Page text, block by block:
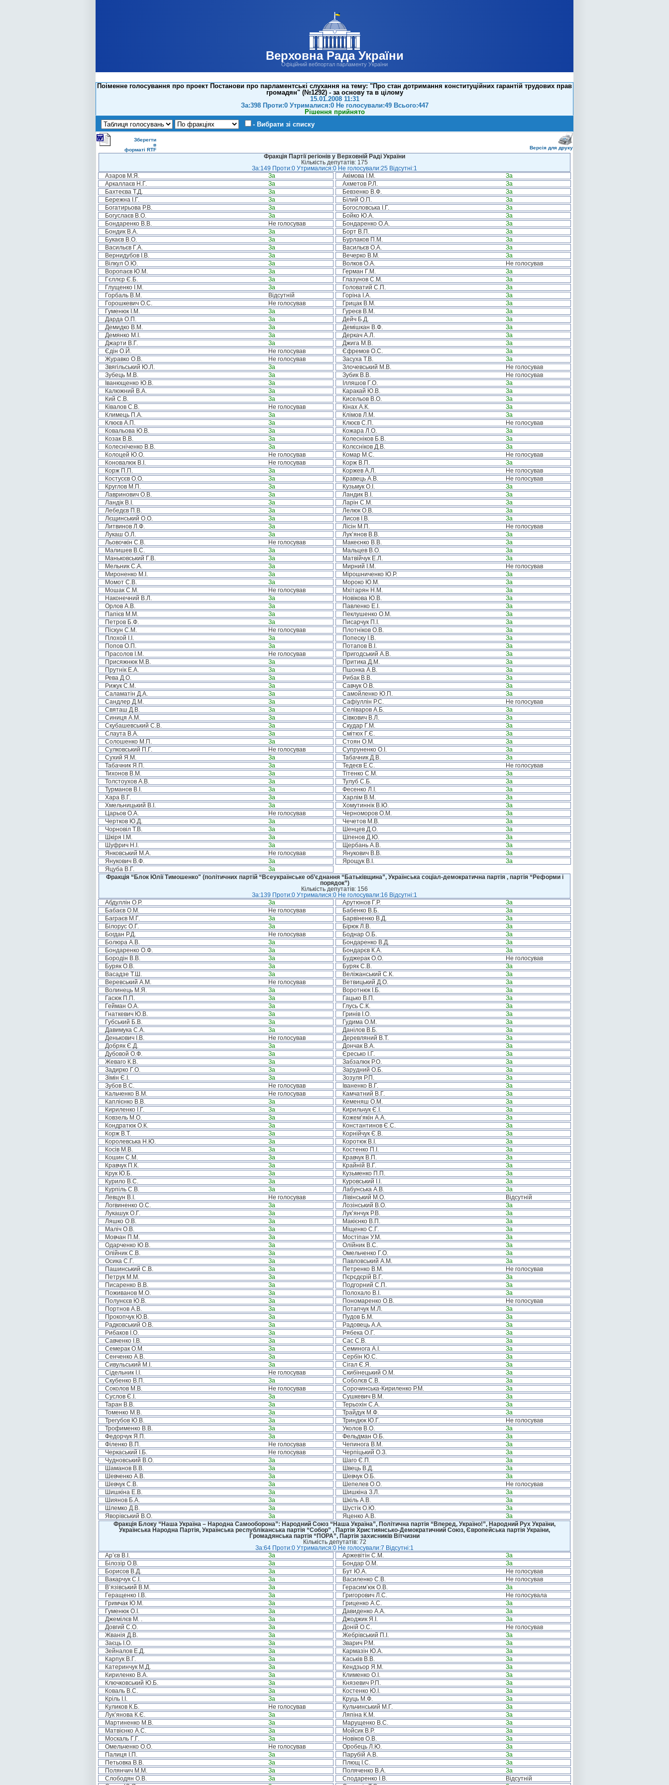
Верховна Рада України
Офіційний вебпортал парламенту України
Поіменне голосування про проект Постанови про парламентські слухання на тему: "Про стан дотримання конституційних гарантій трудових прав
громадян" (№1292) - за основу та в цілому
15.01.2008 11:31
За:398 Проти:0 Утрималися:0 Не голосували:49 Всього:447
Рішення прийнято
- Вибрати зі списку
Зберегти
в
форматі RTF
Версія для друку
Фракція Партії регіонів у Верховній Раді України
Кількість депутатів: 175
За:149 Проти:0 Утрималися:0 Не голосували:25 Відсутні:1
Азаров М.Я.
За Акімова І.М.
За
Аркаллаєв Н.Г.
За Ахметов Р.Л.
За
Бахтеєва Т.Д.
За Бевзенко В.Ф.
За
Бережна І.Г.
За Білий О.П.
За
Богатирьова Р.В.
За Богословська І.Г.
За
Богуслаєв В.О.
За Бойко Ю.А.
За
Бондаренко В.В.
Не голосував Бондаренко О.А.
За
Бондик В.А.
За Борт В.П.
За
Букаєв В.О.
За Бурлаков П.М.
За
Васильєв Г.А.
За Васильєв О.А.
За
Вернидубов І.В.
За Вечерко В.М.
За
Вілкул О.Ю.
За Волков О.А.
Не голосував
Воропаєв Ю.М.
За Герман Г.М.
За
Гєллєр Є.Б.
За Глазунов С.М.
За
Глущенко І.М.
За Головатий С.П.
За
Горбаль В.М.
Відсутній Горіна І.А.
За
Горошкевич О.С.
Не голосував Грицак В.М.
За
Гуменюк І.М.
За Гуреєв В.М.
За
Дарда О.П.
За Дейч Б.Д.
За
Демидко В.М.
За Демішкан В.Ф.
За
Демянко М.І.
За Деркач А.Л.
За
Джарти В.Г.
За Джига М.В.
За
Єдін О.Й.
Не голосував Єфремов О.С.
За
Журавко О.В.
Не голосував Засуха Т.В.
За
Звягільський Ю.Л.
За Злочевський М.В.
Не голосував
Зубець М.В.
За Зубик В.В.
Не голосував
Іванющенко Ю.В.
За Ілляшов Г.О.
За
Калюжний В.А.
За Каракай Ю.В.
За
Кий С.В.
За Кисельов В.О.
За
Ківалов С.В.
Не голосував Кінах А.К.
За
Климець П.А.
За Клімов Л.М.
За
Клюєв А.П.
За Клюєв С.П.
Не голосував
Ковальова Ю.В.
За Кожара Л.О.
За
Козак В.В.
За Колесніков Б.В.
За
Колесніченко В.В.
За Колєсніков Д.В.
За
Колоцей Ю.О.
Не голосував Комар М.С.
Не голосував
Коновалюк В.І.
Не голосував Корж В.П.
За
Корж П.П.
За Коржев А.Л.
Не голосував
Костусєв О.О.
За Кравець А.В.
Не голосував
Круглов М.П.
За Кузьмук О.І.
За
Лавринович О.В.
За Ландик В.І.
За
Ландік В.І.
За Ларін С.М.
За
Лебедєв П.В.
За Лелюк О.В.
За
Лєщинський О.О.
За Лисов І.В.
За
Литвинов Л.Ф.
За Лісін М.П.
Не голосував
Лукаш О.Л.
За Лук’янов В.В.
За
Льовочкін С.В.
Не голосував Макеєнко В.В.
За
Малишев В.С.
За Мальцев В.О.
За
Маньковський Г.В.
За Матвійчук Е.Л.
За
Мельник С.А.
За Мирний І.М.
Не голосував
Мироненко М.І.
За Мірошниченко Ю.Р.
За
Момот С.В.
За Мороко Ю.М.
За
Мошак С.М.
Не голосував Мхітарян Н.М.
За
Наконечний В.Л.
За Новікова Ю.В.
За
Орлов А.В.
За Павленко Е.І.
За
Папієв М.М.
За Пеклушенко О.М.
За
Петров Б.Ф.
За Писарчук П.І.
За
Піскун С.М.
Не голосував Плотніков О.В.
За
Плохой І.І.
За Попеску І.В.
За
Попов О.П.
За Потапов В.І.
За
Прасолов І.М.
Не голосував Пригодський А.В.
За
Присяжнюк М.В.
За Притика Д.М.
За
Прутнік Е.А.
За Пшонка А.В.
За
Рева Д.О.
За Рибак В.В.
За
Рижук С.М.
За Савчук О.В.
За
Саламатін Д.А.
За Самойленко Ю.П.
За
Сандлер Д.М.
За Сафіуллін Р.С.
Не голосував
Святаш Д.В.
За Селіваров А.Б.
За
Синиця А.М.
За Сівкович В.Л.
За
Скубашевський С.В.
За Скудар Г.М.
За
Слаута В.А.
За Смітюх Г.Є.
За
Солошенко М.П.
За Стоян О.М.
За
Сулковський П.Г.
Не голосував Супруненко О.І.
За
Сухий Я.М.
За Табачник Д.В.
За
Табачник Я.П.
За Тедеєв Е.С.
Не голосував
Тихонов В.М.
За Тітенко С.М.
За
Толстоухов А.В.
За Тулуб С.Б.
За
Турманов В.І.
За Фесенко Л.І.
За
Хара В.Г.
За Харлім В.М.
За
Хмельницький В.І.
За Хомутиннік В.Ю.
За
Царьов О.А.
Не голосував Черноморов О.М.
За
Чертков Ю.Д.
За Чечетов М.В.
За
Чорновіл Т.В.
За Шенцев Д.О.
За
Шкіря І.М.
За Шпенов Д.Ю.
За
Шуфрич Н.І.
За Щербань А.В.
За
Янковський М.А.
Не голосував Янукович В.В.
За
Янукович В.Ф.
За Ярощук В.І.
За
Яцуба В.Г.
За
Фракція “Блок Юлії Тимошенко" (політичних партій “Всеукраїнське об’єднання “Батьківщина”, Українська соціал-демократична партія , партія “Реформи і
порядок”)
Кількість депутатів: 156
За:139 Проти:0 Утрималися:0 Не голосували:16 Відсутні:1
Абдуллін О.Р.
За Арутюнов Г.Р.
За
Бабаєв О.М.
Не голосував Бабенко В.Б.
За
Баграєв М.Г.
За Барвіненко В.Д.
За
Білорус О.Г.
За Бірюк Л.В.
За
Богдан Р.Д.
Не голосував Боднар О.Б.
За
Болюра А.В.
За Бондаренко В.Д.
За
Бондаренко О.Ф.
За Бондарєв К.А.
За
Бородін В.В.
За Буджерак О.О.
Не голосував
Буряк О.В.
За Буряк С.В.
За
Васадзе Т.Ш.
За Веліжанський С.К.
За
Веревський А.М.
Не голосував Ветвицький Д.О.
За
Волинець М.Я.
За Воротнюк І.Б.
За
Гасюк П.П.
За Гацько В.П.
За
Гейман О.А.
За Глусь С.К.
За
Гнаткевич Ю.В.
За Гринів І.О.
За
Губський Б.В.
За Гудима О.М.
За
Давимука С.А.
За Данілов В.Б.
За
Денькович І.В.
Не голосував Деревляний В.Т.
За
Добряк Є.Д.
За Дончак В.А.
За
Дубовой О.Ф.
За Єресько І.Г.
За
Жеваго К.В.
За Забзалюк Р.О.
За
Задирко Г.О.
За Зарудний О.Б.
За
Зімін Є.І.
За Зозуля Р.П.
За
Зубов В.С.
Не голосував Іваненко В.Г.
За
Кальченко В.М.
Не голосував Камчатний В.Г.
За
Каплієнко В.В.
За Кеменяш О.М.
За
Кириленко І.Г.
За Кирильчук Є.І.
За
Ковзель М.О.
За Кожем’якін А.А.
За
Кондратюк О.К.
За Константинов Є.С.
За
Корж В.Т.
За Корнійчук Є.В.
За
Королевська Н.Ю.
За Коротюк В.І.
За
Косів М.В.
За Костенко П.І.
За
Кошин С.М.
За Кравчук В.П.
За
Кравчук П.К.
За Крайній В.Г.
За
Крук Ю.Б.
За Кузьменко П.П.
За
Курило В.С.
За Куровський І.І.
За
Курпіль С.В.
За Лабунська А.В.
За
Левцун В.І.
Не голосував Лівінський М.О.
Відсутній
Логвиненко О.С.
За Лозінський В.О.
За
Лукашук О.Г.
За Лук’янчук Р.В.
За
Ляшко О.В.
За Макієнко В.П.
За
Маліч О.В.
За Міщенко С.Г.
За
Мовчан П.М.
За Мостіпан У.М.
За
Одарченко Ю.В.
За Олійник В.С.
За
Олійник С.В.
За Омельченко Г.О.
За
Осика С.Г.
За Павловський А.М.
За
Пашинський С.В.
За Петренко В.М.
Не голосував
Петрук М.М.
За Пєрєдєрій В.Г.
За
Писаренко В.В.
За Подгорний С.П.
За
Поживанов М.О.
За Полохало В.І.
За
Полунєєв Ю.В.
За Пономаренко О.В.
Не голосував
Портнов А.В.
За Потапчук М.Л.
За
Прокопчук Ю.В.
За Пудов Б.М.
За
Радковський О.В.
За Радовець А.А.
За
Рибаков І.О.
За Рябека О.Г.
За
Савченко І.В.
За Сас С.В.
За
Семерак О.М.
За Семинога А.І.
За
Сенченко А.В.
За Сербін Ю.С.
За
Сивульський М.І.
За Сігал Є.Я.
За
Сідельник І.І.
Не голосував Скибінецький О.М.
За
Скубенко В.П.
За Соболєв С.В.
За
Соколов М.В.
Не голосував Сорочинська-Кириленко Р.М.
За
Суслов Є.І.
За Сушкевич В.М.
За
Таран В.В.
За Терьохін С.А.
За
Томенко М.В.
За Трайдук М.Ф.
За
Трегубов Ю.В.
За Триндюк Ю.Г.
Не голосував
Трофименко В.В.
За Уколов В.О.
За
Федорчук Я.П.
За Фельдман О.Б.
За
Філенко В.П.
Не голосував Чепинога В.М.
За
Черкаський І.Б.
Не голосував Черпіцький О.З.
За
Чудновський В.О.
За Шаго Є.П.
За
Шаманов В.В.
За Швець В.Д.
За
Шевченко А.В.
За Шевчук О.Б.
За
Шевчук С.В.
За Шепелев О.О.
Не голосував
Шишкіна Е.В.
За Шишкіна З.Л.
За
Шиянов Б.А.
За Шкіль А.В.
За
Шлемко Д.В.
За Шустік О.Ю.
За
Яворівський В.О.
За Яценко А.В.
За
Фракція Блоку “Наша Україна – Народна Самооборона”: Народний Союз “Наша Україна”, Політична партія “Вперед, Україно!”, Народний Рух України,
Українська Народна Партія, Українська республіканська партія “Собор” , Партія Християнсько-Демократичний Союз, Європейська партія України,
Громадянська партія “ПОРА”, Партія захисників Вітчизни
Кількість депутатів: 72
За:64 Проти:0 Утрималися:0 Не голосували:7 Відсутні:1
Ар’єв В.І.
За Аржевітін С.М.
За
Білозір О.В.
За Бондар О.М.
За
Борисов В.Д.
За Бут Ю.А.
Не голосував
Вакарчук С.І.
За Василенко С.В.
Не голосував
В’язівський В.М.
За Герасим’юк О.В.
За
Геращенко І.В.
За Григорович Л.С.
Не голосувала
Гримчак Ю.М.
За Гриценко А.С.
За
Гуменюк О.І.
За Давиденко А.А.
За
Джемілєв М. .
За Джоджик Я.І.
За
Довгий С.О.
За Доній О.С.
Не голосував
Жванія Д.В.
За Жебрівський П.І.
За
Заєць І.О.
За Зварич Р.М.
За
Зейналов Е.Д.
За Кармазін Ю.А.
За
Карпук В.Г.
За Каськів В.В.
За
Катеринчук М.Д.
За Кендзьор Я.М.
За
Кириленко В.А.
За Клименко О.І.
За
Ключковський Ю.Б.
За Князевич Р.П.
За
Коваль В.С.
За Костенко Ю.І.
За
Кріль І.І.
За Круць М.Ф.
За
Куликов К.Б.
Не голосував Кульчинський М.Г.
За
Лук’янова К.Є.
За Ляпіна К.М.
За
Мартиненко М.В.
За Марущенко В.С.
За
Матвієнко А.С.
За Мойсик В.Р.
За
Москаль Г.Г.
За Новіков О.В.
За
Омельченко О.О.
Не голосував Оробець Л.Ю.
За
Палиця І.П.
За Парубій А.В.
За
Петьовка В.В.
За Плющ І.С.
За
Полянчич М.М.
За Поляченко В.А.
За
Слободян О.В.
За Сподаренко І.В.
Відсутній